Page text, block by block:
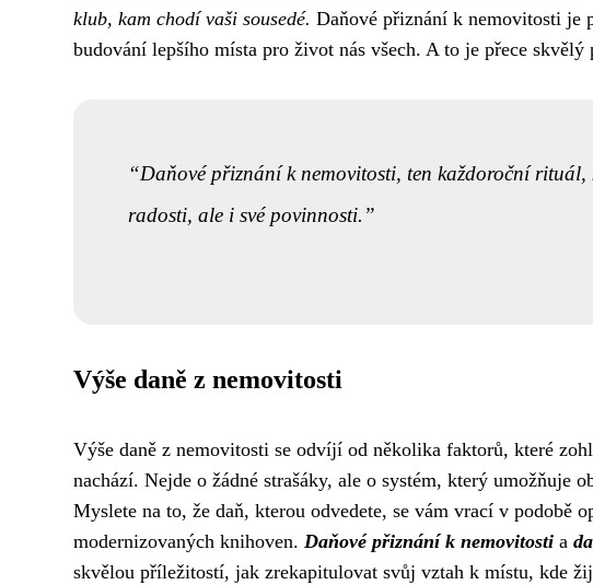
klub, kam chodí vaši sousedé. Daňové přiznání k nemovitosti je
budování lepšího místa pro život nás všech. A to je přece skvělý
Daňové přiznání k nemovitosti, ten každoroční
radosti, ale i své povinnosti.
Výše daně z nemovitosti
Výše daně z nemovitosti se odvíjí od několika faktorů, které
nachází. Nejde o žádné strašáky, ale o systém, který umožňuje
Myslete na to, že daň, kterou odvedete, se vám vrací v podobě
modernizovaných knihoven. Daňové přiznání k nemovitosti a
skvělou příležitostí, jak zrekapitulovat svůj vztah k místu, kde